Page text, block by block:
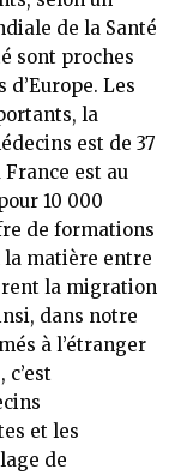
de la Santé
sont proches
Les
la
est de 37
est au
10 000
de formations
la matière entre
la migration
dans notre
à l’étranger
et les
de